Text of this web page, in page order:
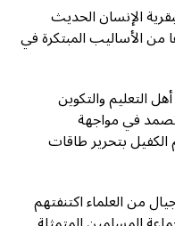
الإنسان الحديث
من الأساليب المبتكرة في
التعليم والتكوين
تصمد في مواجهة
بتحرير طاقات
من العلماء اكتنفتهم